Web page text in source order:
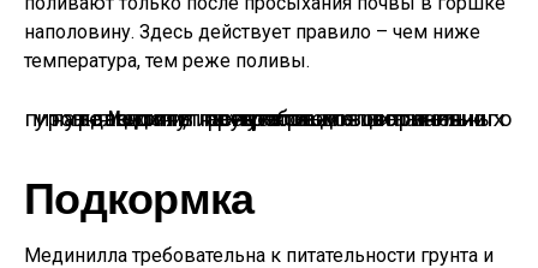
наполовину. Здесь действует правило – чем ниже
температура, тем реже поливы.
Мединилла требовательна к питательности грунта и для нормального развития, а не только цветения нуждается в регулярном восполнении уровня доступных растению питательных веществ.
Подкормка
Мединилла требовательна к питательности грунта и